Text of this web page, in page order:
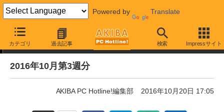
Powered by Translate
カテゴリ 過去記事 検索 Impressサイト
Driver/BIOS更新情報
2016年10月第3週分
AKIBA PC Hotline!編集部 2016年10月20日 17:05